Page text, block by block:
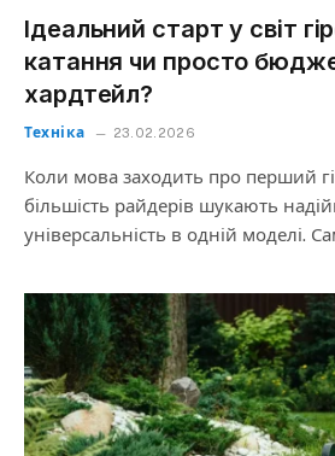
Iдеальний старт у світ
катання чи просто
хардтейл?
Техніка 23.02.2026
Коли мова заходить про перший
більшість райдерів шукають
універсальність в одній моделі.